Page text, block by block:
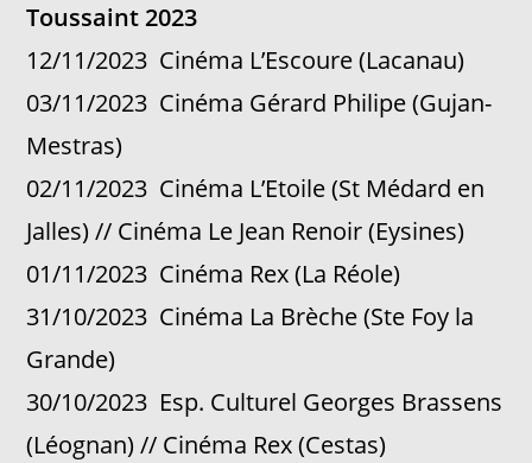
Toussaint 2023
12/11/2023 Cinéma L’Escoure (Lacanau)
03/11/2023 Cinéma Gérard Philipe (Gujan-
Mestras)
02/11/2023 Cinéma L’Etoile (St Médard en
Jalles) // Cinéma Le Jean Renoir (Eysines)
01/11/2023 Cinéma Rex (La Réole)
31/10/2023 Cinéma La Brèche (Ste Foy la
Grande)
30/10/2023 Esp. Culturel Georges Brassens
(Léognan) // Cinéma Rex (Cestas)